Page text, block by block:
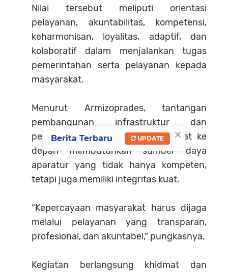
Nilai tersebut meliputi orientasi
pelayanan, akuntabilitas, kompetensi,
keharmonisan, loyalitas, adaptif, dan
kolaboratif dalam menjalankan tugas
pemerintahan serta pelayanan kepada
masyarakat.
Menurut Armizoprades, tantangan
pembangunan infrastruktur dan
penataan ruang di Sumatera Barat ke
depan membutuhkan sumber daya
aparatur yang tidak hanya kompeten,
tetapi juga memiliki integritas kuat.
“Kepercayaan masyarakat harus dijaga
melalui pelayanan yang transparan,
profesional, dan akuntabel,” pungkasnya.
Kegiatan berlangsung khidmat dan
×
Berita Terbaru UPDATE